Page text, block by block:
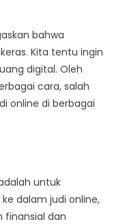
bahwa
Kita tentu ingin
digital. Oleh
cara, salah
online di berbagai
untuk
dalam judi online,
finansial dan